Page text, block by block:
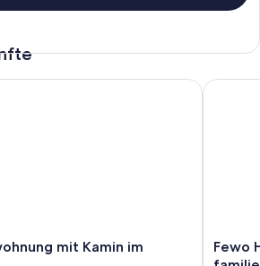
mit Kamin im
mit Kamin im Schwarzwald
Fewo
Fewo
Fewo